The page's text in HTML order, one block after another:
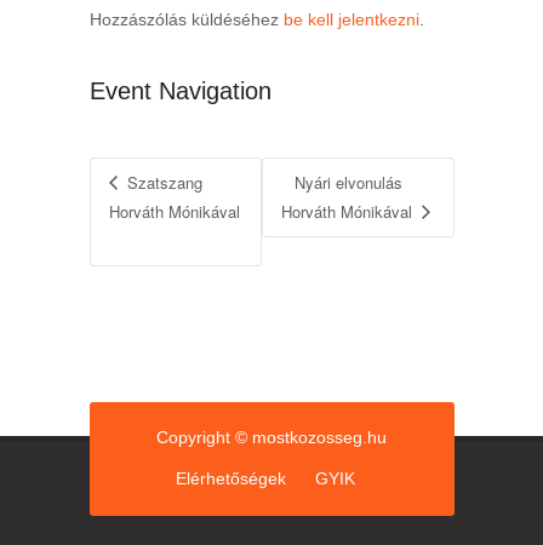
Hozzászólás küldéséhez be kell jelentkezni.
Event Navigation
Szatszang
Horváth Mónikával
Nyári elvonulás
Horváth Mónikával
Copyright © mostkozosseg.hu
Elérhetőségek GYIK